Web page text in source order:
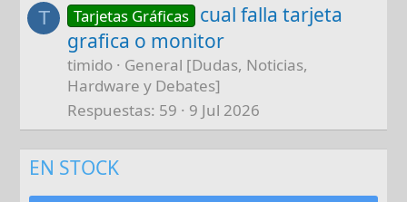
T Tarjetas Gráficas cual falla tarjeta
grafica o monitor
timido
General [Dudas, Noticias,
Hardware y Debates]
Respuestas 59 9 Jul 2026
EN STOCK